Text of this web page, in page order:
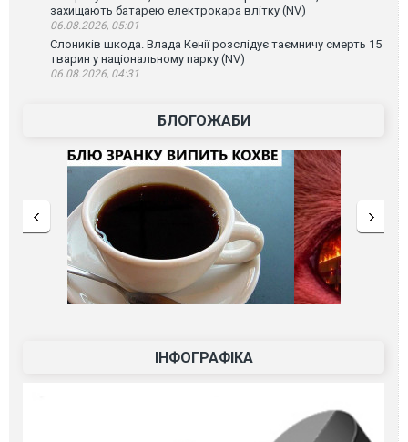
захищають батарею електрокара влітку (NV)
06.08.2026, 05:01
Слоників шкода. Влада Кенії розслідує таємничу смерть 15
тварин у національному парку (NV)
06.08.2026, 04:31
БЛОГОЖАБИ
ІНФОГРАФІКА